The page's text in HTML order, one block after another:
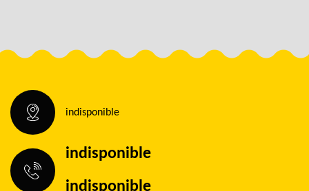
indisponible
indisponible
indisponible